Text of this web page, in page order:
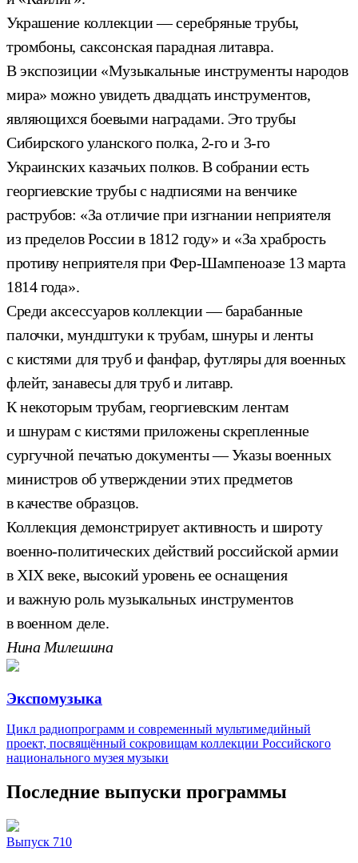
Украшение коллекции — серебряные трубы,
тромбоны, саксонская парадная литавра.
В экспозиции «Музыкальные инструменты народов
мира» можно увидеть двадцать инструментов,
являющихся боевыми наградами. Это трубы
Сибирского уланского полка, 2-го и 3-го
Украинских казачьих полков. В собрании есть
георгиевские трубы с надписями на венчике
раструбов: «За отличие при изгнании неприятеля
из пределов России в 1812 году» и «За храбрость
противу неприятеля при Фер-Шампеноазе 13 марта
1814 года».
Среди аксессуаров коллекции — барабанные
палочки, мундштуки к трубам, шнуры и ленты
с кистями для труб и фанфар, футляры для военных
флейт, занавесы для труб и литавр.
К некоторым трубам, георгиевским лентам
и шнурам с кистями приложены скрепленные
сургучной печатью документы — Указы военных
министров об утверждении этих предметов
в качестве образцов.
Коллекция демонстрирует активность и широту
военно-политических действий российской армии
в XIX веке, высокий уровень ее оснащения
и важную роль музыкальных инструментов
в военном деле.
Нина Милешина
Экспомузыка
Цикл радиопрограмм и современный мультимедийный
проект, посвящённый сокровищам коллекции Российского
национального музея музыки
Последние выпуски программы
Выпуск 710